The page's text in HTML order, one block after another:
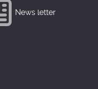
News letter